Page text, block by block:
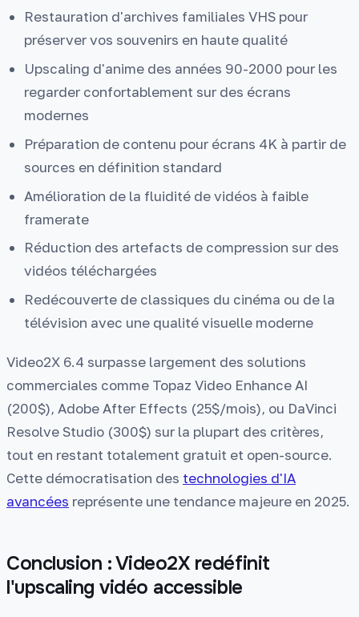
Restauration d'archives familiales VHS pour
préserver vos souvenirs en haute qualité
Upscaling d'anime des années 90-2000 pour les
regarder confortablement sur des écrans
modernes
Préparation de contenu pour écrans 4K à partir de
sources en définition standard
Amélioration de la fluidité de vidéos à faible
framerate
Réduction des artefacts de compression sur des
vidéos téléchargées
Redécouverte de classiques du cinéma ou de la
télévision avec une qualité visuelle moderne
Video2X 6.4 surpasse largement des solutions
commerciales comme Topaz Video Enhance AI
(200$), Adobe After Effects (25$/mois), ou DaVinci
Resolve Studio (300$) sur la plupart des critères,
tout en restant totalement gratuit et open-source.
Cette démocratisation des technologies d'IA
avancées représente une tendance majeure en 2025.
Conclusion : Video2X redéfinit
l'upscaling vidéo accessible